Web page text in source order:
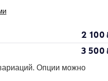
2 100
3 500
Опции можно